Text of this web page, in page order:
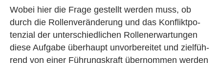
Wobei hier die Frage ge­stellt wer­den muss, ob
durch die Rol­len­ver­än­de­rung und das Kon­flikt­po­
ten­zi­al der un­ter­schied­li­chen Rol­len­er­war­tun­gen
diese Auf­ga­be über­haupt un­vor­be­rei­tet und ziel­füh­
rend von einer Füh­rungs­kraft über­nom­men wer­den